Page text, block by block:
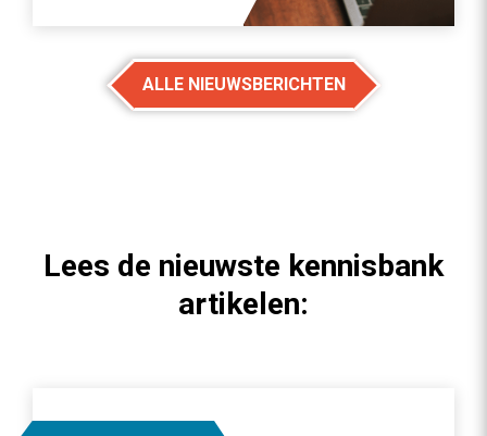
ALLE NIEUWSBERICHTEN
Lees de nieuwste kennisbank
artikelen: